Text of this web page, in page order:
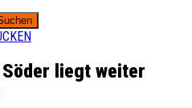
Söder liegt weiter